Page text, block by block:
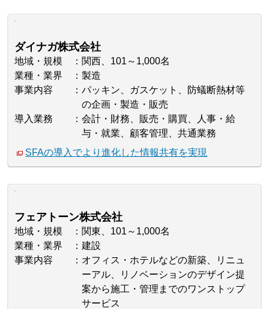
ダイナガ株式会社
地域・規模
関西、101～1,000名
業種・業界
製造
事業内容
パッキン、ガスケット、防蟻断熱材等
の企画・製造・販売
導入業務
会計・財務、販売・購買、人事・給
与・就業、顧客管理、共通業務
SFAの導入でより進化した情報共有を実現
フェアトーン株式会社
地域・規模
関東、101～1,000名
業種・業界
建設
事業内容
オフィス・ホテルなどの新築、リニュ
ーアル、リノベーションのデザイン提
案から施工・管理までのワンストップ
サービス